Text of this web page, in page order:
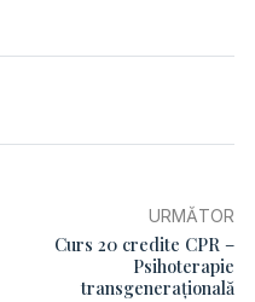
URMĂTOR
Curs 20 credite CPR –
Psihoterapie
transgenerațională